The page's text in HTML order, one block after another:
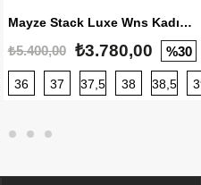
40 40,5 41 42 42,5
Mayze Stack Luxe Wns Kadın Sneaker
₺5.400,00 ₺3.780,00 %30
36 37 37,5 38 38,5